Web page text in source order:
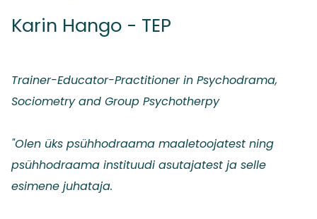
Karin Hango - TEP
Trainer-Educator-Practitioner in Psychodrama,
Sociometry and Group Psychotherpy
"Olen üks psühhodraama maaletoojatest ning
psühhodraama instituudi asutajatest ja selle
esimene juhataja.